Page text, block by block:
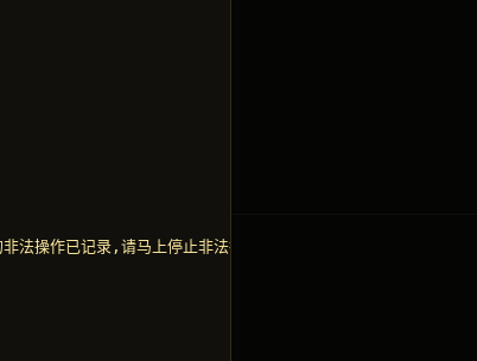
法操作已记录,请马上停止非法行为！’);window.close();”